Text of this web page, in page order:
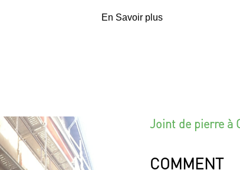
En Savoir plus
Joint de pierre à